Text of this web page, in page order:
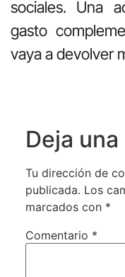
sociales. Una
gasto
vaya a devolver
Deja
Tu dirección de
publicada. Los
marcados con *
Comentario *